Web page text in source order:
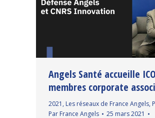
Angels Santé accueille
membres corporate
2021 , Les réseaux de France Angels,
Par France Angels
25 mars 2021